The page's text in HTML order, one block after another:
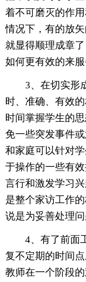
着不可磨灭的作
情况下，有的放
就显得顺理成章
如何更有效的来
3、在切实形
时、准确、有效
时间掌握学生的
免一些突发事件
和家庭可以针对
于操作的一些有
言行和激发学习
是整个家访工作
说是为妥善处理问
4、有了前面
复不定期的时间
教师在一个阶段